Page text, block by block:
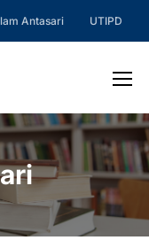
Antasari UTIPD